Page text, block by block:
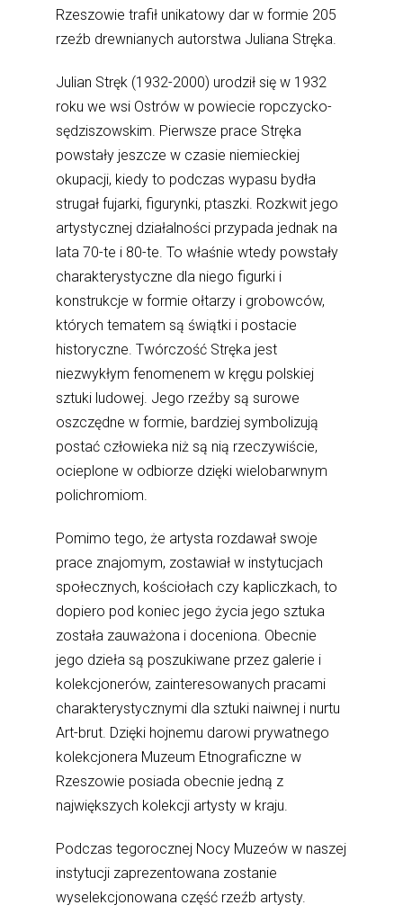
Rzeszowie trafił unikatowy dar w formie 205
rzeźb drewnianych autorstwa Juliana Stręka.
Julian Stręk (1932-2000) urodził się w 1932
roku we wsi Ostrów w powiecie ropczycko-
sędziszowskim. Pierwsze prace Stręka
powstały jeszcze w czasie niemieckiej
okupacji, kiedy to podczas wypasu bydła
strugał fujarki, figurynki, ptaszki. Rozkwit jego
artystycznej działalności przypada jednak na
lata 70-te i 80-te. To właśnie wtedy powstały
charakterystyczne dla niego figurki i
konstrukcje w formie ołtarzy i grobowców,
których tematem są świątki i postacie
historyczne. Twórczość Stręka jest
niezwykłym fenomenem w kręgu polskiej
sztuki ludowej. Jego rzeźby są surowe
oszczędne w formie, bardziej symbolizują
postać człowieka niż są nią rzeczywiście,
ocieplone w odbiorze dzięki wielobarwnym
polichromiom.
Pomimo tego, że artysta rozdawał swoje
prace znajomym, zostawiał w instytucjach
społecznych, kościołach czy kapliczkach, to
dopiero pod koniec jego życia jego sztuka
została zauważona i doceniona. Obecnie
jego dzieła są poszukiwane przez galerie i
kolekcjonerów, zainteresowanych pracami
charakterystycznymi dla sztuki naiwnej i nurtu
Art-brut. Dzięki hojnemu darowi prywatnego
kolekcjonera Muzeum Etnograficzne w
Rzeszowie posiada obecnie jedną z
największych kolekcji artysty w kraju.
Podczas tegorocznej Nocy Muzeów w naszej
instytucji zaprezentowana zostanie
wyselekcjonowana część rzeźb artysty.